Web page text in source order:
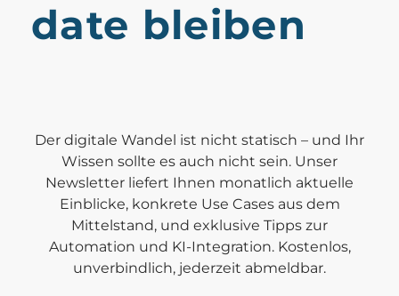
date bleiben
Der digitale Wandel ist nicht statisch – und Ihr
Wissen sollte es auch nicht sein. Unser
Newsletter liefert Ihnen monatlich aktuelle
Einblicke, konkrete Use Cases aus dem
Mittelstand, und exklusive Tipps zur
Automation und KI-Integration. Kostenlos,
unverbindlich, jederzeit abmeldbar.